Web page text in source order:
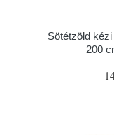
Sötétzöld
200